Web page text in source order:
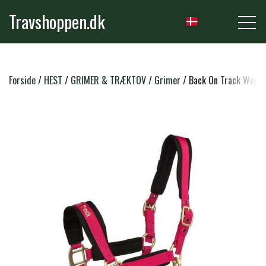
Travshoppen.dk
NYHEDER
GRIMER & TRÆKTOVE
TRENSER & TILBEHØR
SADLER & TILBEHØR
RYTTER
RIDEBUKSER & LEGGINS
TRØJER, BLUSER & T-SHIRTS
PLEJE & STALD
STRIGLER & TILBEHØR
Forside HEST GRIMER & TRÆKTOV Grimer Back On Track